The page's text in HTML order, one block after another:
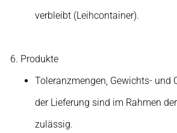
verbleibt (Leihcontainer).
Produkte
Toleranzmengen, Gewichts- und
der Lieferung sind im Rahmen
zulässig.